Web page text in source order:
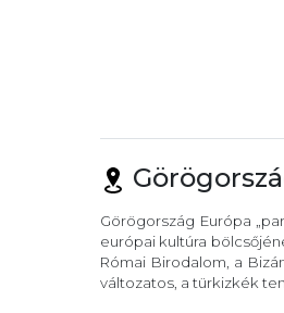
Görögország Európa
európai kultúra
Római Birodalom, a
változatos, a türkizkék